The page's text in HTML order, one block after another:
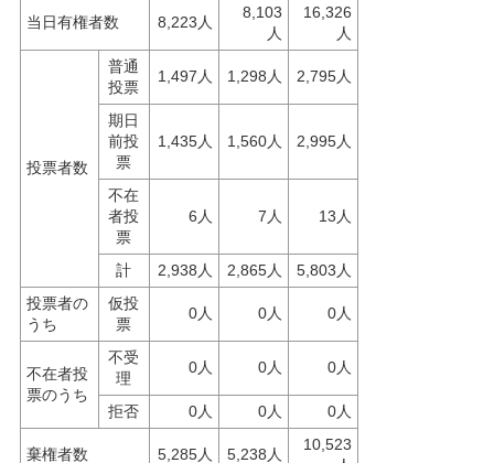
当日有権者数 8,223人
8,103
人
16,326
人
投票者数
普通
投票
1,497人 1,298人 2,795人
期日
前投
票
1,435人 1,560人 2,995人
不在
者投
票
6人 7人 13人
計 2,938人 2,865人
5,803人
投票者の
うち
仮投
票
0人 0人 0人
不在者投
票のうち
不受
理
0人 0人 0人
拒否 0人 0人 0人
棄権者数 5,285人 5,238人
10,523